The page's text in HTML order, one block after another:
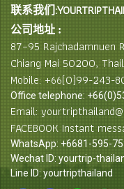
联系我们
公司地址 :
87–95 Rajchadamnuen
Chiang Mai 50200,
Mobile: +66(0)99-243-
Office telephone:
Email:
FACEBOOK Instant
WhatsApp: +6681-595-
Wechat ID: yourtrip-
Line ID: yourtripthailand